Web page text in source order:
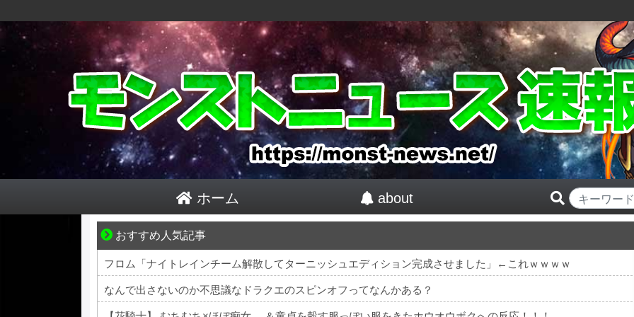
ホーム about
おすすめ人気記事
小さなすれ違いが、夫を追い詰めていく
フロム「ナイトレインチーム解散してターニッシュエディション完成させました」←これｗｗｗｗ
なんで出さないのか不思議なドラクエのスピンオフってなんかある？